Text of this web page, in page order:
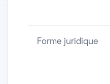
Forme juridique